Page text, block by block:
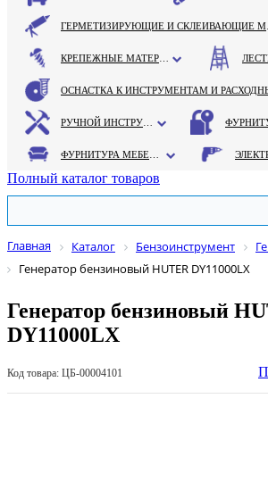
Полный каталог товаров
Главная Каталог Бензоинструмент
Генератор бензиновый HUTER DY11000LX
Генератор бензиновый
DY11000LX
Код товара: ЦБ-00004101